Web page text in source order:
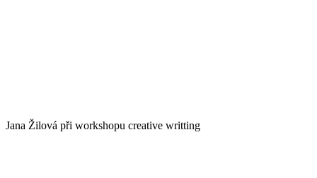
Jana Žilová při workshopu creative writting